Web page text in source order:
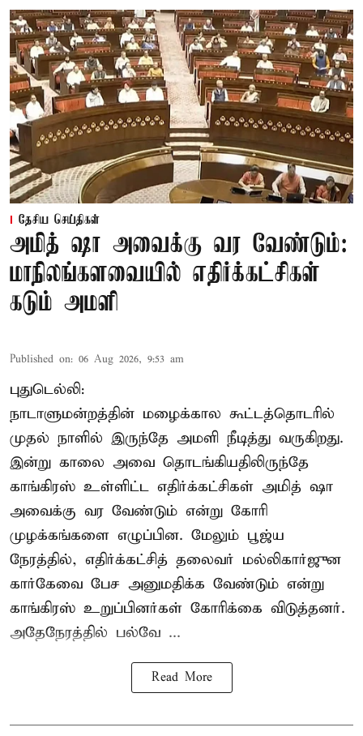
தேசிய செய்திகள்
அமித் ஷா அவைக்கு வர வேண்டும்:
மாநிலங்களவையில் எதிர்க்கட்சிகள்
கடும் அமளி
Published on: 06 Aug 2026, 9:53 am
புதுடெல்லி:
நாடாளுமன்றத்தின் மழைக்கால கூட்டத்தொடரில்
முதல் நாளில் இருந்தே அமளி நீடித்து வருகிறது.
இன்று காலை அவை தொடங்கியதிலிருந்தே
காங்கிரஸ் உள்ளிட்ட எதிர்க்கட்சிகள் அமித் ஷா
அவைக்கு வர வேண்டும் என்று கோரி
முழக்கங்களை எழுப்பின. மேலும் பூஜ்ய
நேரத்தில், எதிர்க்கட்சித் தலைவர் மல்லிகார்ஜுன
கார்கேவை பேச அனுமதிக்க வேண்டும் என்று
காங்கிரஸ் உறுப்பினர்கள் கோரிக்கை விடுத்தனர்.
அதேநேரத்தில் பல்வே ...
Read More